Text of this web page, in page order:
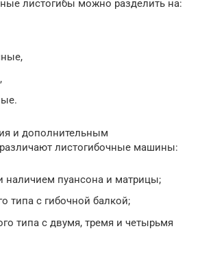
листогибы можно разделить на:
и дополнительным
листогибочные машины:
наличием пуансона и матрицы;
типа с гибочной балкой;
типа с двумя, тремя и четырьмя